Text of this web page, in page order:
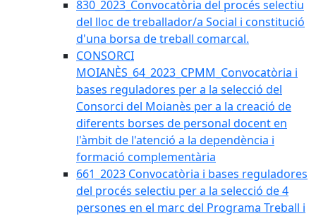
830_2023_Convocatòria del procés selectiu
del lloc de treballador/a Social i constitució
d'una borsa de treball comarcal.
CONSORCI
MOIANÈS_64_2023_CPMM_Convocatòria i
bases reguladores per a la selecció del
Consorci del Moianès per a la creació de
diferents borses de personal docent en
l'àmbit de l'atenció a la dependència i
formació complementària
661_2023 Convocatòria i bases reguladores
del procés selectiu per a la selecció de 4
persones en el marc del Programa Treball i